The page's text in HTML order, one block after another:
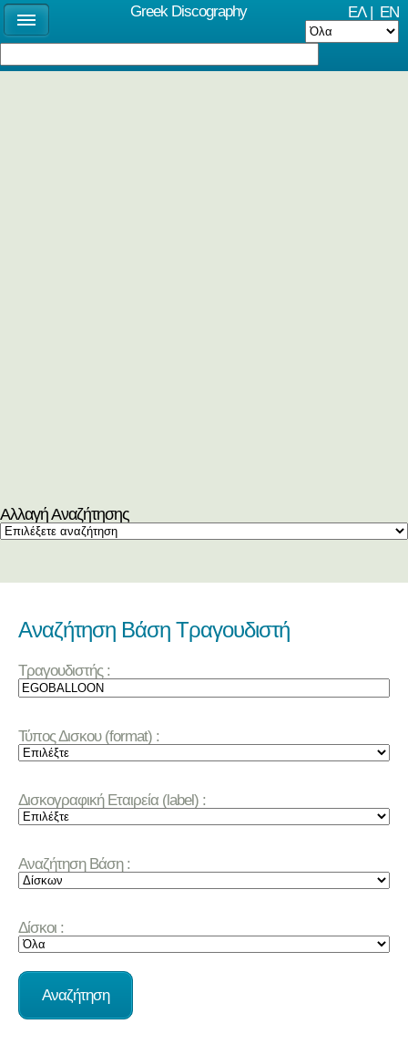
ΕΛ| EN
Αλλαγή Αναζήτησης
Αναζήτηση Βάση Τραγουδιστή
Τραγουδιστής :
Τύπος Δισκου (format) :
Δισκογραφική Εταιρεία (label) :
Αναζήτηση Βάση :
Δίσκοι :
Greek Discography